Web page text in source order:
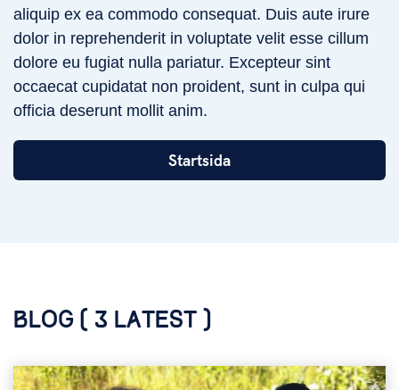
aliquip ex ea commodo consequat. Duis aute irure
dolor in reprehenderit in voluptate velit esse cillum
dolore eu fugiat nulla pariatur. Excepteur sint
occaecat cupidatat non proident, sunt in culpa qui
officia deserunt mollit anim.
Startsida
BLOG ( 3 LATEST )